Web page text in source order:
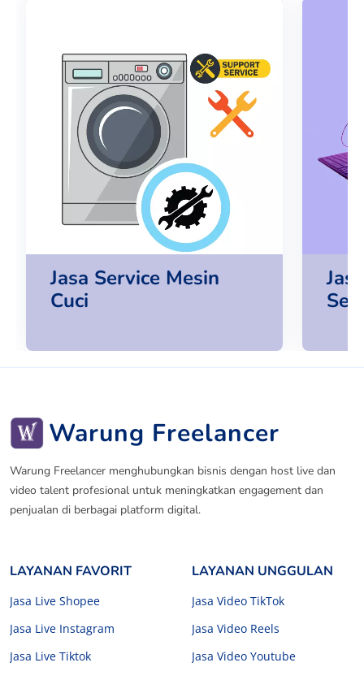
Jasa Service Mesin
Cuci
Warung Freelancer
Warung Freelancer menghubungkan bisnis dengan host live dan
video talent profesional untuk meningkatkan engagement dan
penjualan di berbagai platform digital.
LAYANAN FAVORIT
Jasa Live Shopee
Jasa Live Instagram
Jasa Live Tiktok
LAYANAN UNGGULAN
Jasa Video TikTok
Jasa Video Reels
Jasa Video Youtube